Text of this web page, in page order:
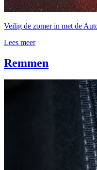
Veilig de zomer in met de
Lees meer
Remmen